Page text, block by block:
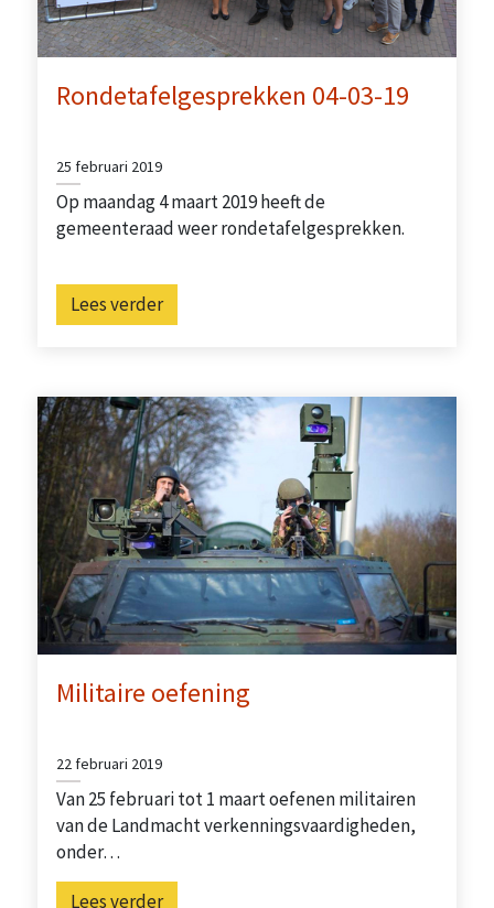
Rondetafelgesprekken 04-03-19
25 februari 2019
Op maandag 4 maart 2019 heeft de
gemeenteraad weer rondetafelgesprekken.
Lees verder
Militaire oefening
22 februari 2019
Van 25 februari tot 1 maart oefenen militairen
van de Landmacht verkenningsvaardigheden,
onder…
Lees verder